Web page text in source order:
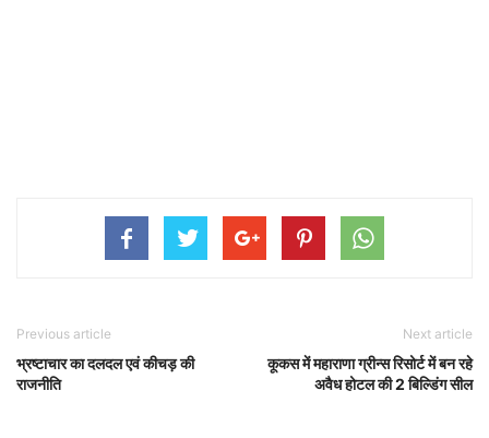
Previous article
भ्रष्टाचार का दलदल एवं कीचड़ की
राजनीति
Next article
कूकस में महाराणा ग्रीन्स रिसोर्ट में बन रहे
अवैध होटल की 2 बिल्डिंग सील